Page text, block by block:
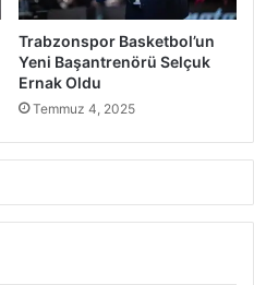
Trabzonspor Basketbol’un
Yeni Başantrenörü Selçuk
Ernak Oldu
Temmuz 4, 2025